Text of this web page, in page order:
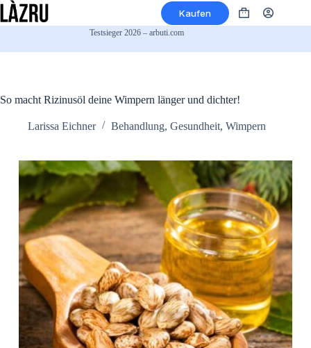
Zum
Inhalt
Kaufen Warenkorb
Testsieger 2026 – arbuti.com
So macht Rizinusöl deine Wimpern länger und dichter!
Larissa Eichner Behandlung, Gesundheit, Wimpern